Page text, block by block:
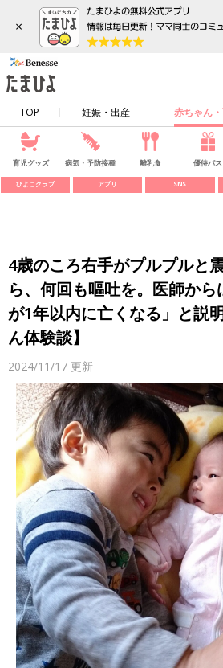
×
TOP 妊娠・出産 赤ちゃん
育児グッズ 病気・予防接種 離乳食 優待パス
ひよこクラブ アプリ SNS
4歳のころ右手がプルプルと
ら、何回も嘔吐を。医師か
が1年以内に亡くなる」と説
ん体験談】
2024/11/17 更新